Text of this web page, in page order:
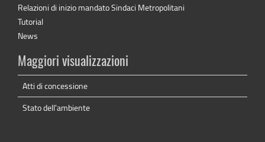
Relazioni di inizio mandato Sindaci Metropolitani
Tutorial
News
Maggiori visualizzazioni
Atti di concessione
Stato dell'ambiente